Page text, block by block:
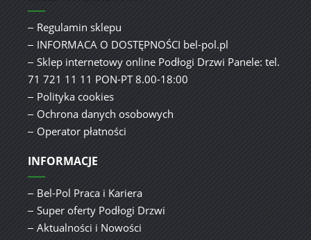
Regulamin sklepu
INFORMACA O DOSTĘPNOŚCI bel-pol.pl
Sklep internetowy online Podłogi Drzwi Panele: tel.
71 721 11 11 PON-PT 8.00-18:00
Polityka cookies
Ochrona danych osobowych
Operator płatności
INFORMACJE
Bel-Pol Praca i Kariera
Super oferty Podłogi Drzwi
Aktualności i Nowości